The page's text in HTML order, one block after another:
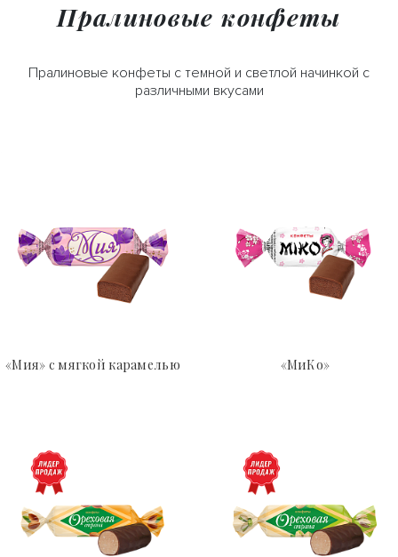
Пралиновые конфеты
Пралиновые конфеты с темной и светлой начинкой с
различными вкусами
«Мия» с мягкой карамелью «МиКо»